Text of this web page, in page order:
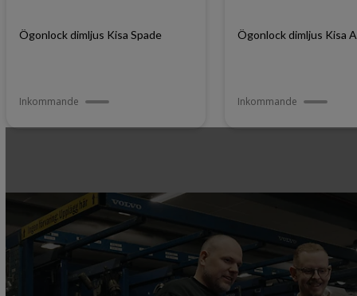
Ögonlock dimljus Kisa Spade
Inkommande
Ögonlock dimljus Kisa
Inkommande